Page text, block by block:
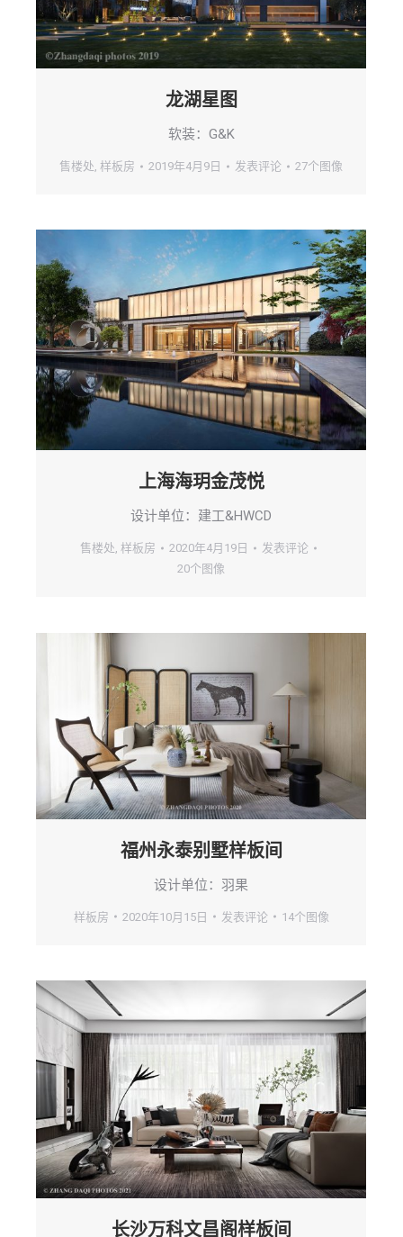
龙湖星图
软装：G&K
售楼处, 样板房 2019年4月9日 发表评论 27个图像
上海海玥金茂悦
设计单位：建工&HWCD
售楼处, 样板房 2020年4月19日
发表评论
20个图像
福州永泰别墅样板间
设计单位：羽果
样板房 2020年10月15日 发表评论 14个图像
长沙万科文昌阁样板间